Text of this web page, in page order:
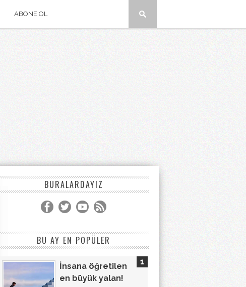
ABONE OL
BURALARDAYIZ
BU AY EN POPÜLER
İnsana öğretilen
en büyük yalan!